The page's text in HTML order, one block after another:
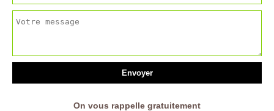
On vous rappelle gratuitement